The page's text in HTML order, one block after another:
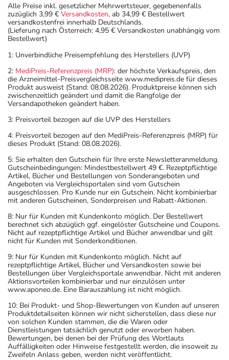
Alle Preise inkl. gesetzlicher Mehrwertsteuer, gegebenenfalls
zuzüglich 3,99 € Versandkosten, ab 34,99 € Bestellwert
versandkostenfrei innerhalb Deutschlands.
(Lieferung nach Österreich: 4,95 € Versandkosten unabhängig vom
Bestellwert)
1: Unverbindliche Preisempfehlung des Herstellers (UVP)
2: MediPreis-Referenzpreis (MRP): der höchste Verkaufspreis, den
die Arzneimittel-Preisvergleichsseite www.medipreis.de für dieses
Produkt ausweist (Stand: 08.08.2026). Produktpreise können sich
zwischenzeitlich geändert und damit die Rangfolge der
Versandapotheken geändert haben.
3: Preisvorteil bezogen auf die UVP des Herstellers
4: Preisvorteil bezogen auf den MediPreis-Referenzpreis (MRP) für
dieses Produkt (Stand: 08.08.2026).
5: Sie erhalten den Gutschein für Ihre erste Newsletteranmeldung.
Gutscheinbedingungen: Mindestbestellwert 49 €. Rezeptpflichtige
Artikel, Bücher und Bestellungen von Sonderangeboten und
Angeboten via Vergleichsportalen sind vom Gutschein
ausgeschlossen. Pro Kunde nur ein Gutschein. Nicht kombinierbar
mit anderen Gutscheinen, Sonderpreisen und Rabatt-Aktionen.
8: Nur für Kunden mit Kundenkonto möglich. Der Bestellwert
berechnet sich abzüglich ggf. eingelöster Gutscheine und Coupons.
Nicht auf rezeptpflichtige Artikel und Bücher anwendbar und gilt
nicht für Kunden mit Sonderkonditionen.
9: Nur für Kunden mit Kundenkonto möglich. Nicht auf
rezeptpflichtige Artikel, Bücher und Versandkosten sowie bei
Bestellungen über Vergleichsportale anwendbar. Nicht mit anderen
Aktionsvorteilen kombinierbar und nur einzulösen unter
www.aponeo.de. Eine Barauszahlung ist nicht möglich.
10: Bei Produkt- und Shop-Bewertungen von Kunden auf unseren
Produktdetailseiten können wir nicht sicherstellen, dass diese nur
von solchen Kunden stammen, die die Waren oder
Dienstleistungen tatsächlich genutzt oder erworben haben.
Bewertungen, bei denen bei der Prüfung des Wortlauts
Auffälligkeiten oder Hinweise festgestellt werden, die insoweit zu
Zweifeln Anlass geben, werden nicht veröffentlicht.